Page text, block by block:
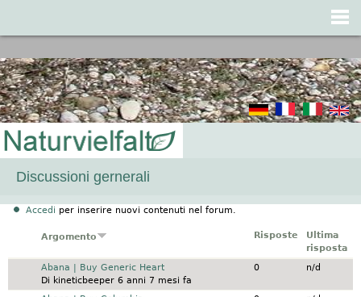
Discussioni gernerali
Accedi per inserire nuovi contenuti nel forum.
Argomento Risposte
Ultima
risposta
Discussione normale
Abana | Buy Generic Heart
Di kineticbeeper6 anni 7 mesi fa
0 n/d